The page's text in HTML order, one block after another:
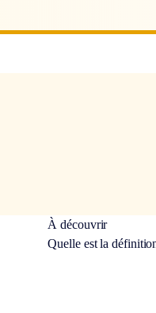
À découvrir
Quelle est la